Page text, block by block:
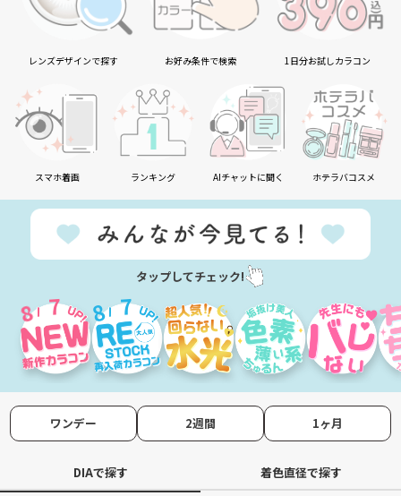
レンズデザインで探す お好み条件で検索 1日分お試しカラコン
スマホ着画 ランキング AIチャットに聞く ホテラバコスメ
タップしてチェック!
8 7 8 7
ワンデー 2週間 1ヶ月
DIAで探す 着色直径で探す